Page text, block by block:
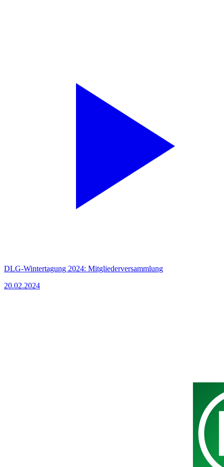
DLG-Wintertagung 2024: Mitgliederversammlung
20.02.2024